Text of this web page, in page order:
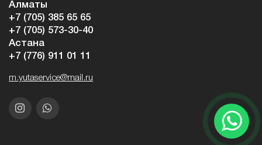
Алматы
+7 (705) 385 65 65
+7 (705) 573-30-40
Астана
+7 (776) 911 01 11
m.yutaservice@mail.ru